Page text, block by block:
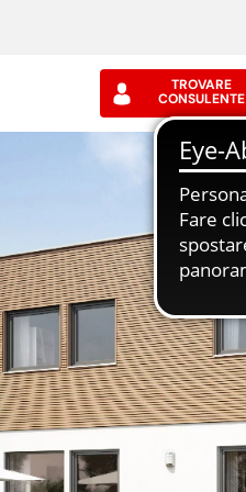
TROVARE
CONSULENTE